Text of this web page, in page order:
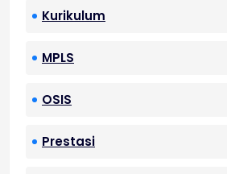
Kurikulum
MPLS
OSIS
Prestasi